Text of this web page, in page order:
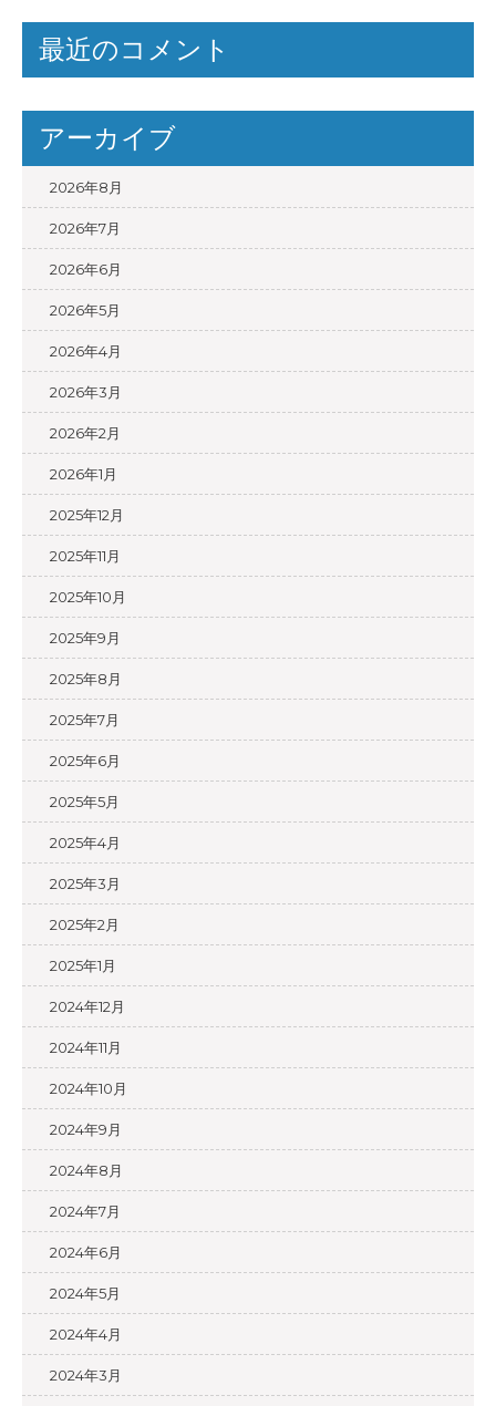
最近のコメント
アーカイブ
2026年8月
2026年7月
2026年6月
2026年5月
2026年4月
2026年3月
2026年2月
2026年1月
2025年12月
2025年11月
2025年10月
2025年9月
2025年8月
2025年7月
2025年6月
2025年5月
2025年4月
2025年3月
2025年2月
2025年1月
2024年12月
2024年11月
2024年10月
2024年9月
2024年8月
2024年7月
2024年6月
2024年5月
2024年4月
2024年3月